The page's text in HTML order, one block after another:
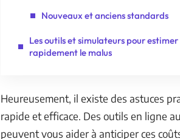
Nouveaux et anciens standards
Les outils et simulateurs pour estimer
rapidement le malus
Heureusement, il existe des astuces
rapide et efficace. Des outils en ligne
peuvent vous aider à anticiper ces